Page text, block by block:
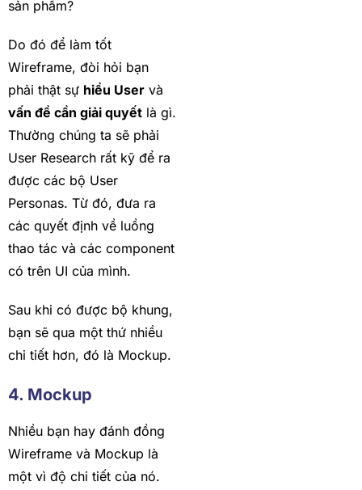
sản phẩm?
Do đó để làm tốt
Wireframe, đòi hỏi bạn
phải thật sự hiểu User và
vấn đề cần giải quyết là gì.
Thường chúng ta sẽ phải
User Research rất kỹ để ra
được các bộ User
Personas. Từ đó, đưa ra
các quyết định về luồng
thao tác và các component
có trên UI của mình.
Sau khi có được bộ khung,
bạn sẽ qua một thứ nhiều
chi tiết hơn, đó là Mockup.
4. Mockup
Nhiều bạn hay đánh đồng
Wireframe và Mockup là
một vì độ chi tiết của nó.